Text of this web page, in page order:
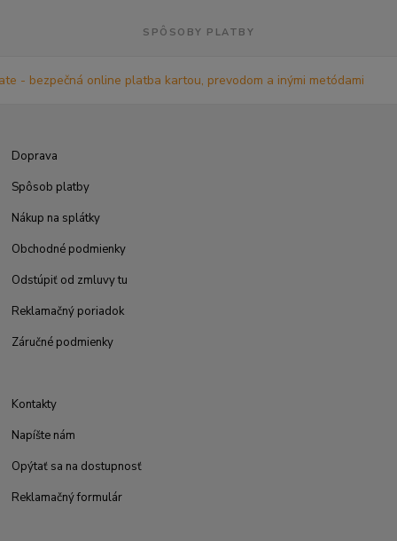
SPÔSOBY PLATBY
Doprava
Spôsob platby
Nákup na splátky
Obchodné podmienky
Odstúpiť od zmluvy tu
Reklamačný poriadok
Záručné podmienky
Kontakty
Napíšte nám
Opýtať sa na dostupnosť
Reklamačný formulár